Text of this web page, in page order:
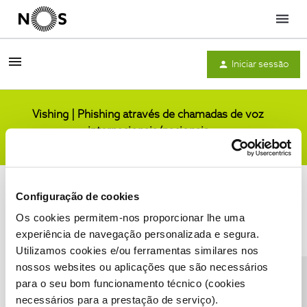
Configuração de cookies
Os cookies permitem-nos proporcionar lhe uma
experiência de navegação personalizada e segura.
Utilizamos cookies e/ou ferramentas similares nos
nossos websites ou aplicações que são necessários
para o seu bom funcionamento técnico (cookies
necessários para a prestação de serviço).
Menu
Iniciar sessão
Vishing | Phishing através de chamadas de voz
internacionais/nacionais
Condições do Fórum NOS Accessibility statement